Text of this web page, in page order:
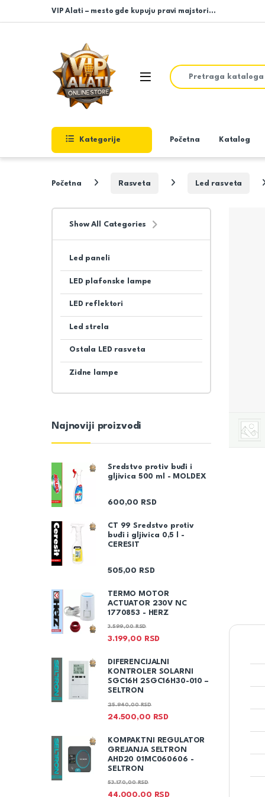
Skip to navigation
Skip to content
VIP Alati – mesto gde kupuju pravi majstori…
Open
Search for:
Kategorije Početna Katalog
Početna Rasveta Led rasveta
Show All Categories
Led paneli
LED plafonske lampe
LED reflektori
Led strela
Ostala LED rasveta
Zidne lampe
Najnoviji proizvodi
Sredstvo protiv buđi i
gljivica 500 ml - MOLDEX
600,00 RSD
CT 99 Sredstvo protiv
buđi i gljivica 0,5 l -
CERESIT
505,00 RSD
TERMO MOTOR
ACTUATOR 230V NC
1770853 - HERZ
3.199,00 RSD
3.599,00RSD
DIFERENCIJALNI
KONTROLER SOLARNI
SGC16H 2SGC16H30-010 –
SELTRON
24.500,00 RSD
25.940,00RSD
KOMPAKTNI REGULATOR
GREJANJA SELTRON
AHD20 01MC060606 -
SELTRON
44.000,00 RSD
53.170,00RSD